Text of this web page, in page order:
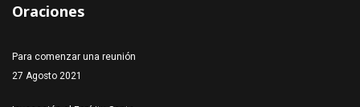
Oraciones
Para comenzar una reunión
27 Agosto 2021